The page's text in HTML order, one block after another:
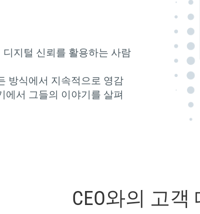
지털 신뢰를 활용하는 사람
방식에서 지속적으로 영감
에서 그들의 이야기를 살펴
CEO와의 고객